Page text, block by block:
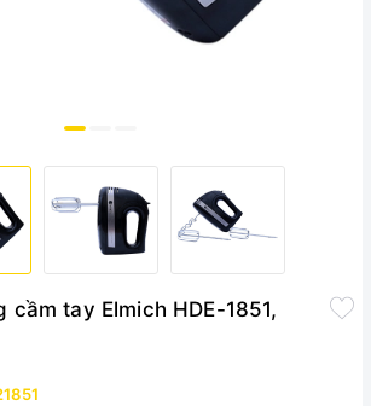
cầm tay Elmich HDE-1851,